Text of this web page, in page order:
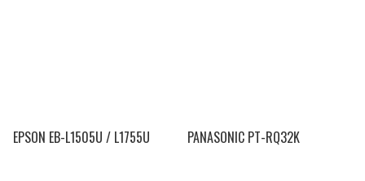
EPSON EB-L1505U / L1755U PANASONIC PT-RQ32K